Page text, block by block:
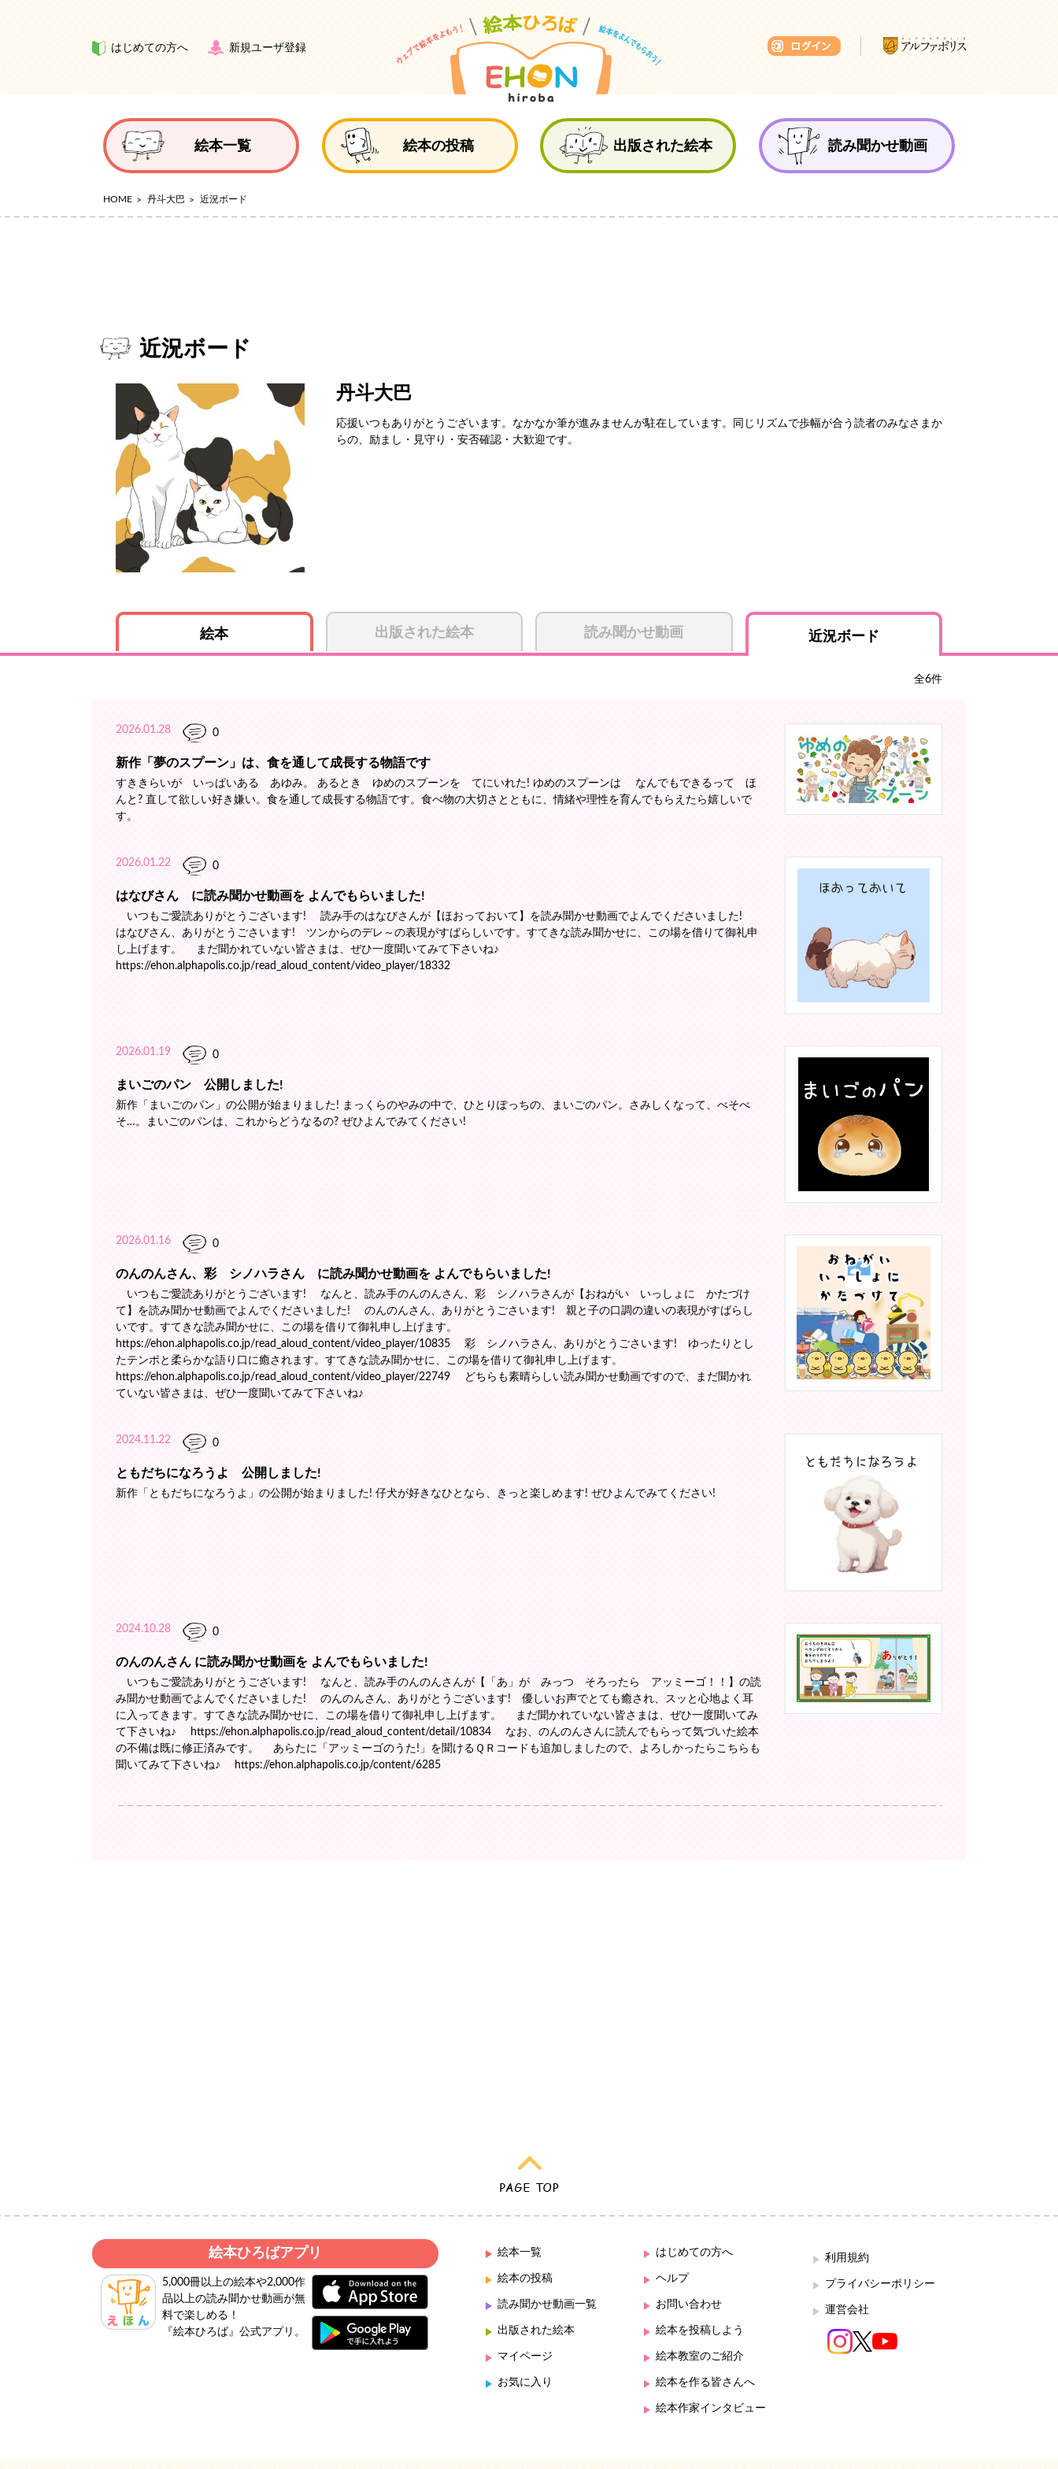
はじめての方へ 新規ユーザ登録
絵本一覧 絵本の投稿 出版された絵本 読み聞かせ動画
HOME 丹斗大巴 近況ボード
近況ボード
丹斗大巴
応援いつもありがとうございます。なかなか筆が進みませんが駐在しています。同じリズムで歩幅が合う読者のみなさまか
らの、励まし・見守り・安否確認・大歓迎です。
絵本 出版された絵本 読み聞かせ動画 近況ボード
全6件
2026.01.28 0
新作「夢のスプーン」は、食を通して成長する物語です
すききらいが いっぱいある あゆみ。 あるとき ゆめのスプーンを てにいれた! ゆめのスプーンは なんでもできるって ほ
んと? 直して欲しい好き嫌い。食を通して成長する物語です。食べ物の大切さとともに、情緒や理性を育んでもらえたら嬉しいで
す。
2026.01.22 0
はなびさん に読み聞かせ動画を よんでもらいました!
いつもご愛読ありがとうございます! 読み手のはなびさんが【ほおっておいて】を読み聞かせ動画でよんでくださいました!
はなびさん、ありがとうごさいます! ツンからのデレ～の表現がすばらしいです。すてきな読み聞かせに、この場を借りて御礼申
し上げます。 まだ聞かれていない皆さまは、ぜひ一度聞いてみて下さいね♪
https://ehon.alphapolis.co.jp/read_aloud_content/video_player/18332
2026.01.19 0
まいごのパン 公開しました!
新作「まいごのパン」の公開が始まりました! まっくらのやみの中で、ひとりぽっちの、まいごのパン。さみしくなって、べそべ
そ…。まいごのパンは、これからどうなるの? ぜひよんでみてください!
2026.01.16 0
のんのんさん、彩 シノハラさん に読み聞かせ動画を よんでもらいました!
いつもご愛読ありがとうございます! なんと、読み手のんのんさん、彩 シノハラさんが【おねがい いっしょに かたづけ
て】を読み聞かせ動画でよんでくださいました! のんのんさん、ありがとうごさいます! 親と子の口調の違いの表現がすばらし
いです。すてきな読み聞かせに、この場を借りて御礼申し上げます。
https://ehon.alphapolis.co.jp/read_aloud_content/video_player/10835 彩 シノハラさん、ありがとうごさいます! ゆったりとし
たテンポと柔らかな語り口に癒されます。すてきな読み聞かせに、この場を借りて御礼申し上げます。
https://ehon.alphapolis.co.jp/read_aloud_content/video_player/22749 どちらも素晴らしい読み聞かせ動画ですので、まだ聞かれ
ていない皆さまは、ぜひ一度聞いてみて下さいね♪
2024.11.22 0
ともだちになろうよ 公開しました!
新作「ともだちになろうよ」の公開が始まりました! 仔犬が好きなひとなら、きっと楽しめます! ぜひよんでみてください!
2024.10.28 0
のんのんさん に読み聞かせ動画を よんでもらいました!
いつもご愛読ありがとうございます! なんと、読み手のんのんさんが【「あ」が みっつ そろったら アッミーゴ！！】の読
み聞かせ動画でよんでくださいました! のんのんさん、ありがとうございます! 優しいお声でとても癒され、スッと心地よく耳
に入ってきます。すてきな読み聞かせに、この場を借りて御礼申し上げます。 まだ聞かれていない皆さまは、ぜひ一度聞いてみ
て下さいね♪ https://ehon.alphapolis.co.jp/read_aloud_content/detail/10834 なお、のんのんさんに読んでもらって気づいた絵本
の不備は既に修正済みです。 あらたに「アッミーゴのうた!」を聞けるＱＲコードも追加しましたので、よろしかったらこちらも
聞いてみて下さいね♪ https://ehon.alphapolis.co.jp/content/6285
絵本ひろばアプリ
5,000冊以上の絵本や2,000作
品以上の読み聞かせ動画が無
料で楽しめる！
『絵本ひろば』公式アプリ。
絵本一覧
絵本の投稿
読み聞かせ動画一覧
出版された絵本
マイページ
お気に入り
はじめての方へ
ヘルプ
お問い合わせ
絵本を投稿しよう
絵本教室のご紹介
絵本を作る皆さんへ
絵本作家インタビュー
利用規約
プライバシーポリシー
運営会社